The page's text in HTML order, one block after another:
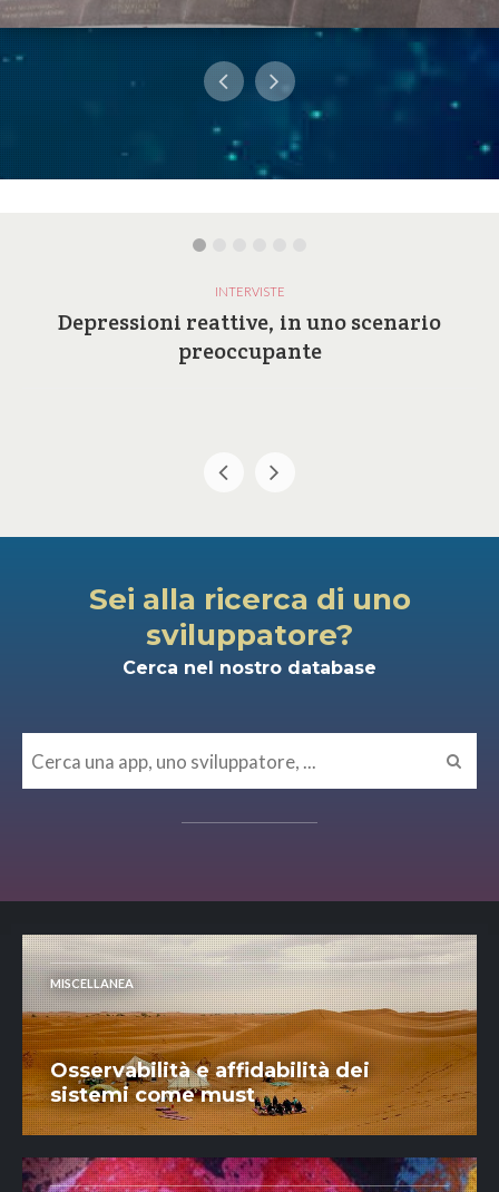
INTERVISTE
Depressioni reattive, in uno scenario
preoccupante
Sei alla ricerca di uno
sviluppatore?
Cerca nel nostro database
MISCELLANEA
Osservabilità e affidabilità dei
sistemi come must